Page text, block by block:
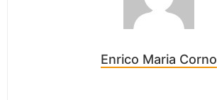
Enrico Maria Corno